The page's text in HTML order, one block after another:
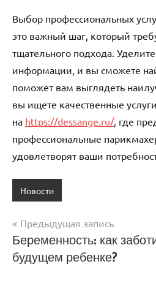
Выбор профессиональных
это важный шаг, который
тщательного подхода.
информации, и вы сможете
поможет вам выглядеть
вы ищете качественные
на https://dessange.ru/, где
профессиональные
удовлетворят ваши
Новости
Навигация
по
Предыдущая запись
Беременность: как
будущем ребенке?